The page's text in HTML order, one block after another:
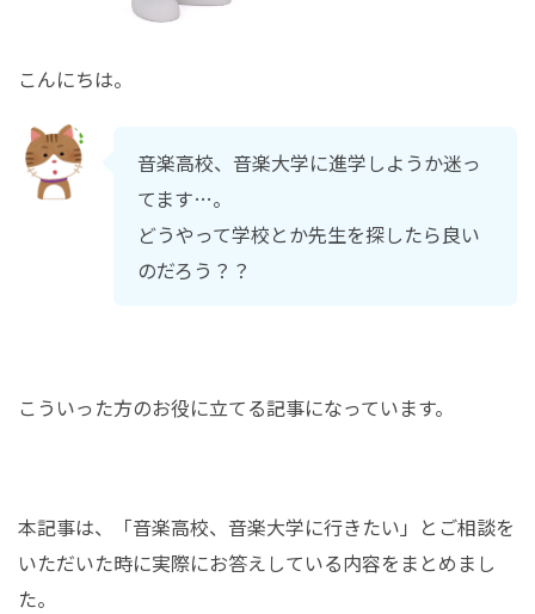
こんにちは。
音楽高校、音楽大学に進学しようか迷っ
てます…。
どうやって学校とか先生を探したら良い
のだろう？？
こういった方のお役に立てる記事になっています。
本記事は、「音楽高校、音楽大学に行きたい」とご相談を
いただいた時に実際にお答えしている内容をまとめまし
た。